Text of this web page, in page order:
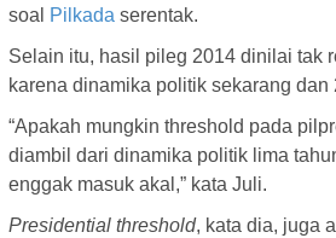
soal
Pilkada serentak.
Selain itu, hasil pileg 2014 dinilai tak
karena dinamika politik sekarang dan
“Apakah mungkin threshold pada
diambil dari dinamika politik lima
enggak masuk akal,” kata Juli.
Presidential threshold, kata dia, juga